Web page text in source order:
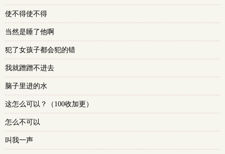
使不得使不得
当然是睡了他啊
犯了女孩子都会犯的错
我就蹭蹭不进去
脑子里进的水
这怎么可以？（100收加更）
怎么不可以
叫我一声